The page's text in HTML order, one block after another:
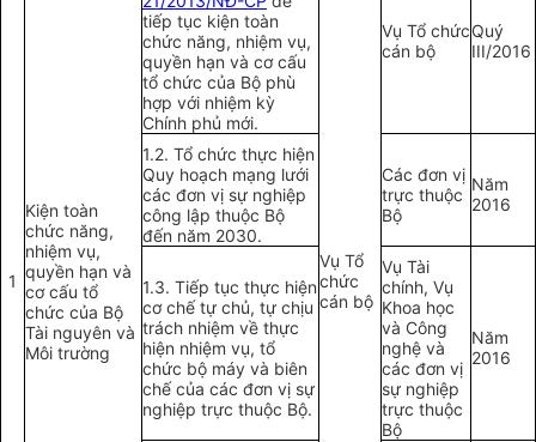
1
Kiện toàn
chức năng,
nhiệm vụ,
quyền hạn và
cơ cấu tổ
chức của Bộ
Tài nguyên và
Môi trường
tiếp tục kiện toàn
chức năng, nhiệm vụ,
quyền hạn và cơ cấu
tổ chức của Bộ phù
hợp với nhiệm kỳ
Chính phủ mới.
Vụ Tổ
chức
cán bộ
Vụ Tổ chức
cán bộ
Quý
III/2016
1.2. Tổ chức thực hiện
Quy hoạch mạng lưới
các đơn vị sự nghiệp
công lập thuộc Bộ
đến năm 2030.
Các đơn vị
trực thuộc
Bộ
Năm
2016
1.3. Tiếp tục thực hiện
cơ chế tự chủ, tự chịu
trách nhiệm về thực
hiện nhiệm vụ, tổ
chức bộ máy và biên
chế của các đơn vị sự
nghiệp trực thuộc Bộ.
Vụ Tài
chính, Vụ
Khoa học
và Công
nghệ và
các đơn vị
sự nghiệp
trực thuộc
Bộ
Năm
2016